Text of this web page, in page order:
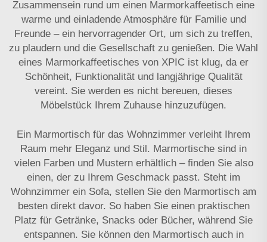
Zusammensein rund um einen Marmorkaffee­tisch eine
warme und einladende Atmosphäre für Familie und
Freunde – ein hervorragender Ort, um sich zu treffen,
zu plaudern und die Gesellschaft zu genießen. Die Wahl
eines Marmorkaffee­tisches von XPIC ist klug, da er
Schönheit, Funktionalität und langjährige Qualität
vereint. Sie werden es nicht bereuen, dieses
Möbelstück Ihrem Zuhause hinzuzufügen.
Ein Marmortisch für das Wohnzimmer verleiht Ihrem
Raum mehr Eleganz und Stil. Marmortische sind in
vielen Farben und Mustern erhältlich – finden Sie also
einen, der zu Ihrem Geschmack passt. Steht im
Wohnzimmer ein Sofa, stellen Sie den Marmortisch am
besten direkt davor. So haben Sie einen praktischen
Platz für Getränke, Snacks oder Bücher, während Sie
entspannen. Sie können den Marmortisch auch in